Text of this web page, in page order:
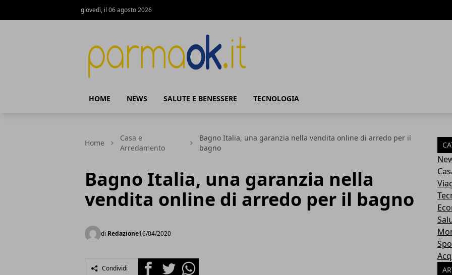
giovedì, il 06 agosto 2026
HOME NEWS SALUTE E BENESSERE TECNOLOGIA
Home
Casa e
Arredamento
Bagno Italia, una garanzia nella vendita online di arredo per il
bagno
Bagno Italia, una garanzia nella
vendita online di arredo per il bagno
di Redazione16/04/2020
Condividi FacebookTwitterWhatsapp